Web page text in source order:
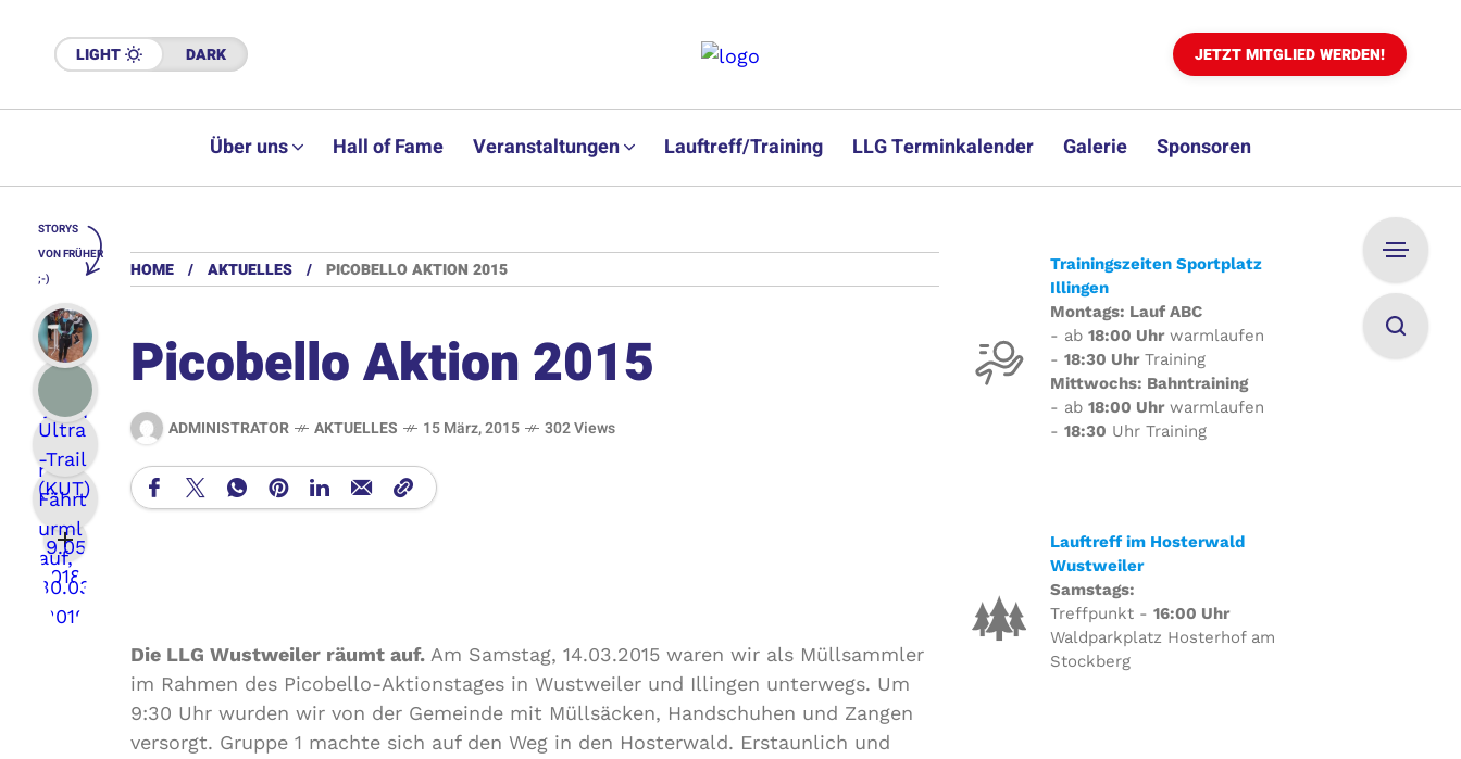
LIGHT DARK JETZT MITGLIED WERDEN!
Über uns Hall of Fame Veranstaltungen Lauftreff/Training LLG Terminkalender Galerie Sponsoren
HOME AKTUELLES PICOBELLO AKTION 2015
Picobello Aktion 2015
ADMINISTRATOR AKTUELLES 15 März, 2015 302 Views
Die LLG Wustweiler räumt auf. Am Samstag, 14.03.2015 waren wir als Müllsammler
im Rahmen des Picobello-Aktionstages in Wustweiler und Illingen unterwegs. Um
9:30 Uhr wurden wir von der Gemeinde mit Müllsäcken, Handschuhen und Zangen
versorgt. Gruppe 1 machte sich auf den Weg in den Hosterwald. Erstaunlich und
Trainingszeiten Sportplatz
Illingen
Montags: Lauf ABC
- ab 18:00 Uhrwarmlaufen
- 18:30 UhrTraining
Mittwochs: Bahntraining
- ab 18:00 Uhrwarmlaufen
- 18:30 Uhr Training
Lauftreff im Hosterwald
Wustweiler
Samstags:
Treffpunkt - 16:00 Uhr
Waldparkplatz Hosterhof am
Stockberg
STORYS
VON FRÜHER
;-)